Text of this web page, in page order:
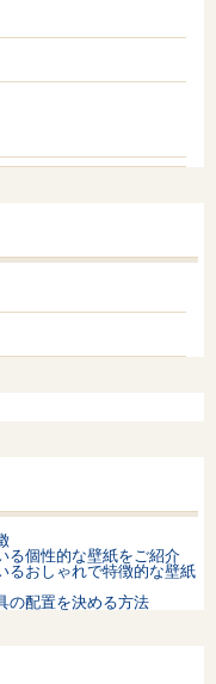
る個性的な壁紙をご紹介
るおしゃれで特徴的な壁紙
の配置を決める方法